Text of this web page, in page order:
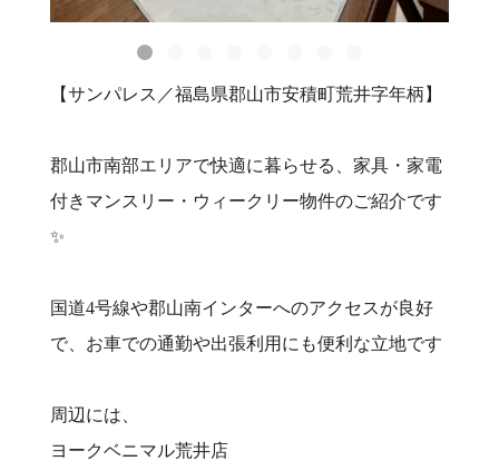
【サンパレス／福島県郡山市安積町荒井字年柄】
郡山市南部エリアで快適に暮らせる、家具・家電
付きマンスリー・ウィークリー物件のご紹介です
✨
国道4号線や郡山南インターへのアクセスが良好
で、お車での通勤や出張利用にも便利な立地です
周辺には、
ヨークベニマル荒井店